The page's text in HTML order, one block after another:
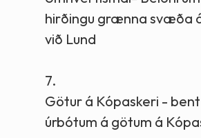
hirðingu grænna svæða
við Lund
7.
Götur á Kópaskeri -
úrbótum á götum á